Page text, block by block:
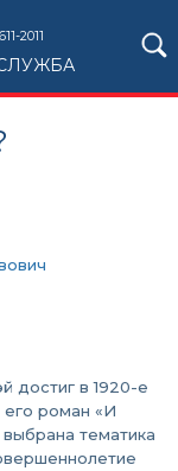
2011
достиг в 1920-е
его роман «И
тематика